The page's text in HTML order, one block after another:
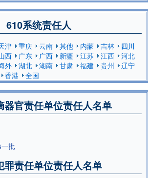
610系统责任人
津 重庆 云南 其他 内蒙 吉林
四川
西 广东 广西 新疆 江苏 江西
河北
外 湖北 湖南 甘肃 福建 贵州
辽宁
香港 全国
器官责任单位责任人名单
批
罪责任单位责任人名单